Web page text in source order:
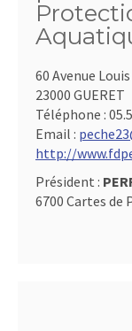
60 Avenue
23000 GUERET
Téléphone :
Email :
http://
Président :
6700 Cartes de